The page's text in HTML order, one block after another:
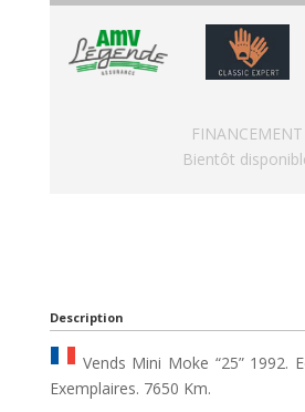
FINANCEMENT
Bientôt
Description
Vends Mini Moke “25” 1992.
Exemplaires. 7650 Km.